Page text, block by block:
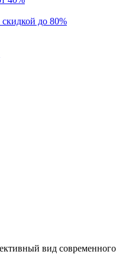
до 80%
вид современного